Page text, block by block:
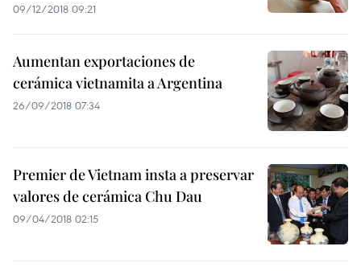
09/12/2018 09:21
Aumentan exportaciones de
cerámica vietnamita a Argentina
26/09/2018 07:34
Premier de Vietnam insta a preservar
valores de cerámica Chu Dau
09/04/2018 02:15